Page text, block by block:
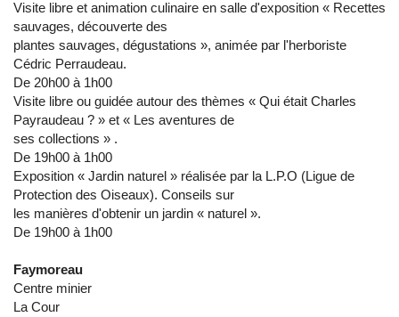
Visite libre et animation culinaire en salle d'exposition « Recettes
sauvages, découverte des
plantes sauvages, dégustations », animée par l'herboriste
Cédric Perraudeau.
De 20h00 à 1h00
Visite libre ou guidée autour des thèmes « Qui était Charles
Payraudeau ? » et « Les aventures de
ses collections » .
De 19h00 à 1h00
Exposition « Jardin naturel » réalisée par la L.P.O (Ligue de
Protection des Oiseaux). Conseils sur
les manières d'obtenir un jardin « naturel ».
De 19h00 à 1h00
Faymoreau
Centre minier
La Cour